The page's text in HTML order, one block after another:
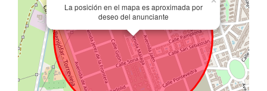
La posición en el mapa es aproximada por
deseo del anunciante